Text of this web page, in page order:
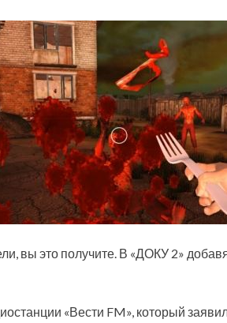
вы это получите. В «ДОКУ 2»
«Вести FM», который